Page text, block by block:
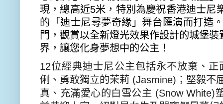
現 ，總高近5米， 特別為慶祝香港迪士尼
的「迪士尼尋夢奇緣」舞台匯演而打造
門， 觀賞以全新燈光效果作設計的城堡裝
界，讓您化身夢想中的公主 ！
12位經典迪士尼公主包括永不放棄、正
俐、勇敢獨立的茉莉 (Jasmine) ；堅毅不
真、充滿愛心的白雪公主 (Snow White)